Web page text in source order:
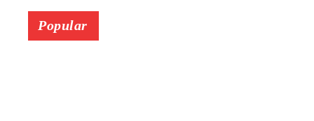
Popular